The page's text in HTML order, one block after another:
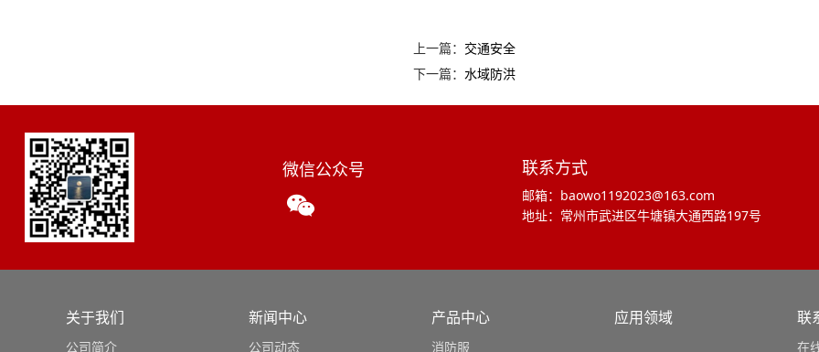
上一篇： 交通安全
下一篇： 水域防洪
微信公众号 联系方式
邮箱：baowo1192023@163.com
地址：常州市武进区牛塘镇大通西路197号
关于我们
公司简介
新闻中心
公司动态
产品中心
消防服
应用领域 联
在